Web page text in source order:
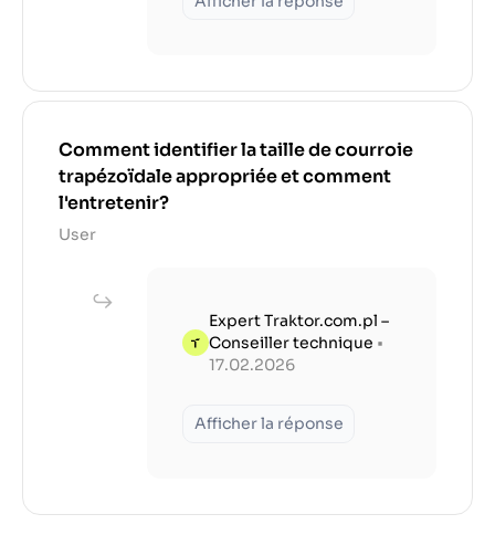
Comment identifier la taille de courroie
trapézoïdale appropriée et comment
l'entretenir?
User
Expert Traktor.com.pl –
Conseiller technique •
17.02.2026
Afficher la réponse